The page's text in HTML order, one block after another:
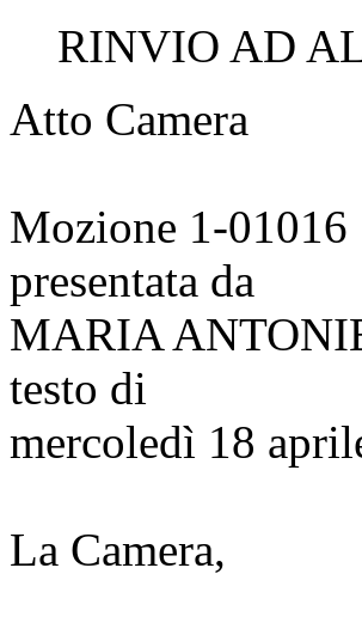
RINVIO AD
Atto Camera
Mozione 1-01016
presentata da
MARIA
testo di
mercoledì 18
La Camera,